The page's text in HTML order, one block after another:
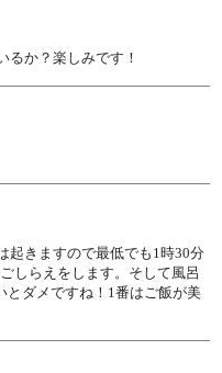
か？楽しみです！
起きますので最低でも1時30分
しらえをします。そして風呂
とダメですね！1番はご飯が美